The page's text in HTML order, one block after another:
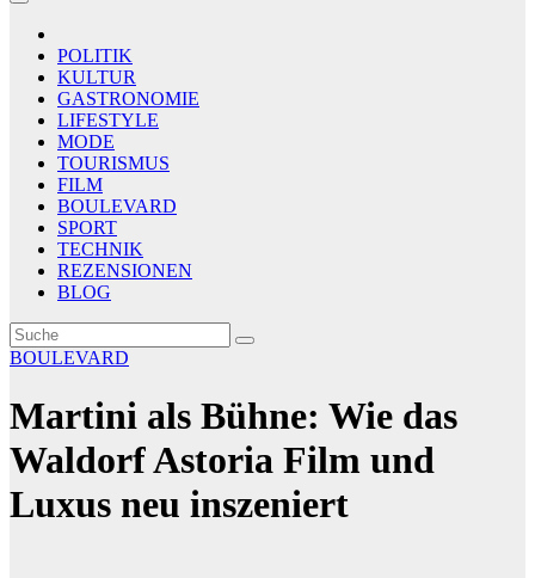
POLITIK
KULTUR
GASTRONOMIE
LIFESTYLE
MODE
TOURISMUS
FILM
BOULEVARD
SPORT
TECHNIK
REZENSIONEN
BLOG
BOULEVARD
Martini als Bühne: Wie das
Waldorf Astoria Film und
Luxus neu inszeniert